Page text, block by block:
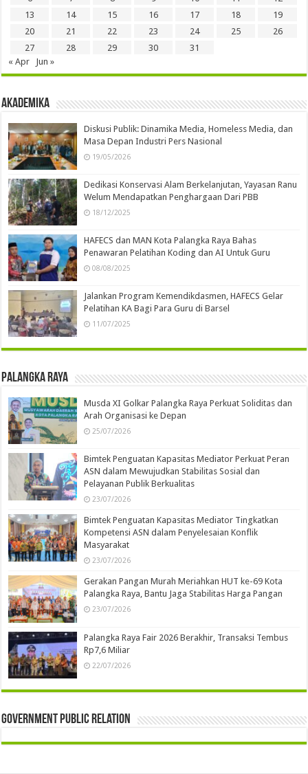
13
14 15 16 17 18
19
20
21 22 23 24 25
26
27
28 29 30
31
« Apr
Jun »
Akademika
Diskusi Publik: Dinamika Media, Homeless Media, dan
Masa Depan Industri Pers Nasional
19/05/2026
Dedikasi Konservasi Alam Berkelanjutan, Yayasan Ranu
Welum Mendapatkan Penghargaan Dari PBB
18/12/2025
HAFECS dan MAN Kota Palangka Raya Bahas
Penawaran Pelatihan Koding dan AI Untuk Guru
08/08/2025
Jalankan Program Kemendikdasmen, HAFECS Gelar
Pelatihan KA Bagi Para Guru di Barsel
11/07/2025
Palangka Raya
Musda XI Golkar Palangka Raya Perkuat Soliditas dan
Arah Organisasi ke Depan
25/07/2026
Bimtek Penguatan Kapasitas Mediator Perkuat Peran
ASN dalam Mewujudkan Stabilitas Sosial dan
Pelayanan Publik Berkualitas
23/07/2026
Bimtek Penguatan Kapasitas Mediator Tingkatkan
Kompetensi ASN dalam Penyelesaian Konflik
Masyarakat
23/07/2026
Gerakan Pangan Murah Meriahkan HUT ke-69 Kota
Palangka Raya, Bantu Jaga Stabilitas Harga Pangan
23/07/2026
Palangka Raya Fair 2026 Berakhir, Transaksi Tembus
Rp7,6 Miliar
22/07/2026
Government Public Relation